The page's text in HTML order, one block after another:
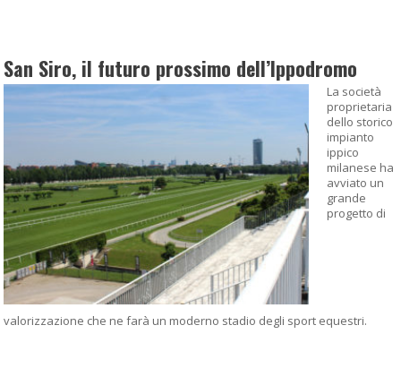
San Siro, il futuro prossimo dell’Ippodromo
La società
proprietaria
dello storico
impianto
ippico
milanese ha
avviato un
grande
progetto di
valorizzazione che ne farà un moderno stadio degli sport equestri.